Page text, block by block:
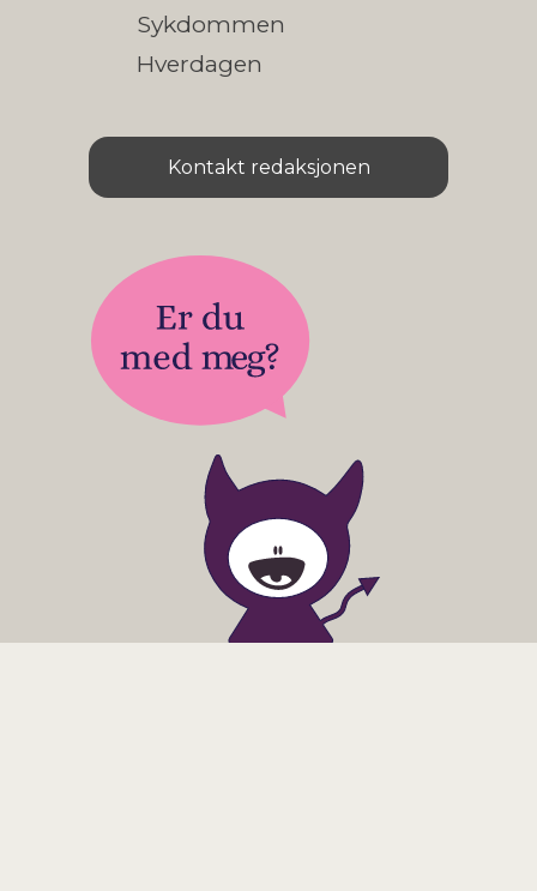
Sykdommen
Hverdagen
Kontakt redaksjonen